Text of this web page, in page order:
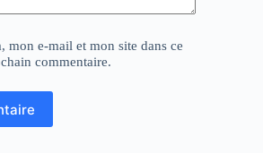
mon e-mail et mon site dans ce
commentaire.